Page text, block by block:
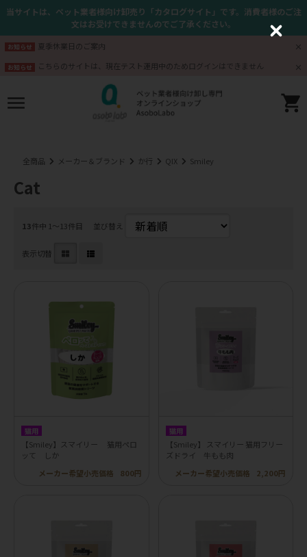
当サイトは、ペット業者様向け卸売り「カタログサイト」です。消費者様のご注
文はお受けできませんのでご了承ください。
お知らせ 夏季休業日のご案内
お知らせ こちらのサイトは、現在テスト運用中のためログインはできません
全商品 メーカー＆ブランド か行 QIX Smiley
Cat
13件中 1〜13件目 並び替え
表示切替
猫用
【Smiley】スマイリー 猫用ペロ
ッて しか
メーカー希望小売価格
800円
猫用
【Smiley】 スマイリー 猫用フリー
ズドライ 牛もも肉
メーカー希望小売価格
2,200円
C